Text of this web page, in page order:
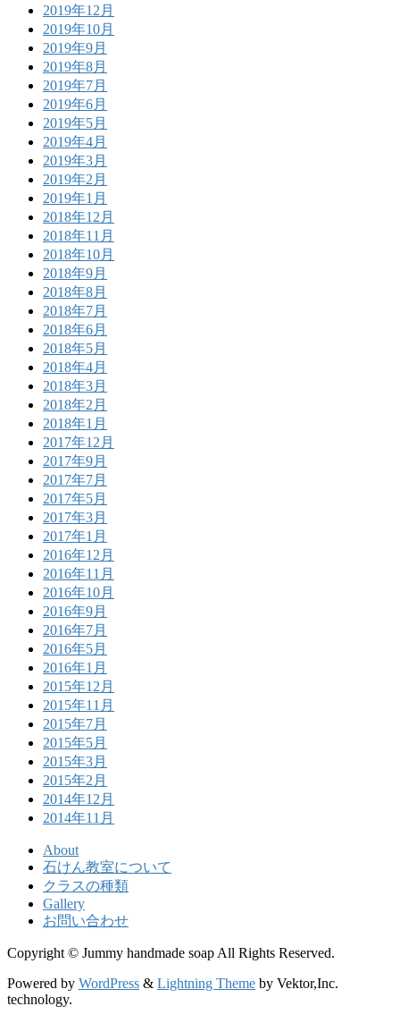
2019年12月
2019年10月
2019年9月
2019年8月
2019年7月
2019年6月
2019年5月
2019年4月
2019年3月
2019年2月
2019年1月
2018年12月
2018年11月
2018年10月
2018年9月
2018年8月
2018年7月
2018年6月
2018年5月
2018年4月
2018年3月
2018年2月
2018年1月
2017年12月
2017年9月
2017年7月
2017年5月
2017年3月
2017年1月
2016年12月
2016年11月
2016年10月
2016年9月
2016年7月
2016年5月
2016年1月
2015年12月
2015年11月
2015年7月
2015年5月
2015年3月
2015年2月
2014年12月
2014年11月
About
石けん教室について
クラスの種類
Gallery
お問い合わせ
Copyright © Jummy handmade soap All Rights Reserved.
Powered by WordPress & Lightning Theme by Vektor,Inc.
technology.